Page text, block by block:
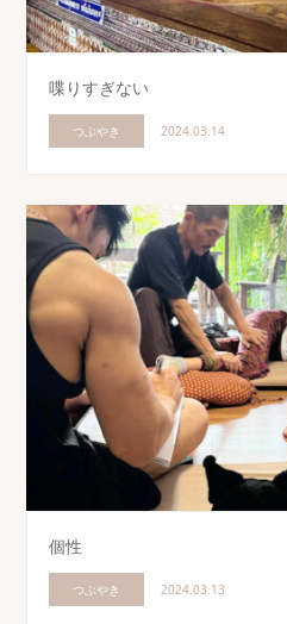
喋りすぎない
つぶやき 2024.03.14
個性
つぶやき 2024.03.13